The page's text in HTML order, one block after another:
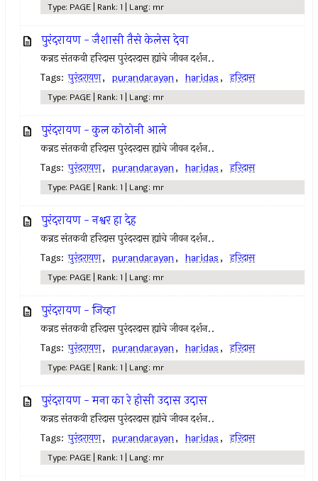
Type: PAGE | Rank: 1 | Lang: mr
पुरंदरायण - जैशासी तैसे केलेस देवा
कन्नड संतकवी हरिदास पुरंदरदास ह्यांचे जीवन दर्शन..
Tags: पुरंदरायण, purandarayan, haridas, हरिदास
Type: PAGE | Rank: 1 | Lang: mr
पुरंदरायण - कुल कोठोनी आले
कन्नड संतकवी हरिदास पुरंदरदास ह्यांचे जीवन दर्शन..
Tags: पुरंदरायण, purandarayan, haridas, हरिदास
Type: PAGE | Rank: 1 | Lang: mr
पुरंदरायण - नश्वर हा देह
कन्नड संतकवी हरिदास पुरंदरदास ह्यांचे जीवन दर्शन..
Tags: पुरंदरायण, purandarayan, haridas, हरिदास
Type: PAGE | Rank: 1 | Lang: mr
पुरंदरायण - जिव्हा
कन्नड संतकवी हरिदास पुरंदरदास ह्यांचे जीवन दर्शन..
Tags: पुरंदरायण, purandarayan, haridas, हरिदास
Type: PAGE | Rank: 1 | Lang: mr
पुरंदरायण - मना का रे होसी उदास उदास
कन्नड संतकवी हरिदास पुरंदरदास ह्यांचे जीवन दर्शन..
Tags: पुरंदरायण, purandarayan, haridas, हरिदास
Type: PAGE | Rank: 1 | Lang: mr